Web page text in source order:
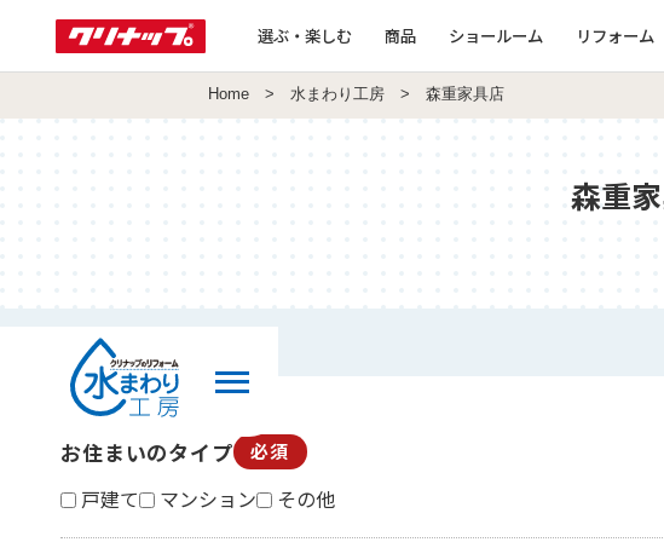
選ぶ・楽しむ 商品 ショールーム リフォーム
Home > 水まわり工房 > 森重家具店
森重
お住まいのタイプ 必須
戸建て マンション その他